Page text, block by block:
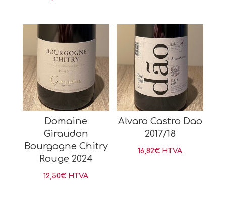
Domaine
Giraudon
Bourgogne Chitry
Rouge 2024
12,50€ HTVA
Alvaro Castro Dao
2017/18
16,82€ HTVA